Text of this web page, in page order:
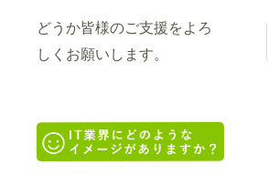
どうか皆様のご支援をよろ
しくお願いします。